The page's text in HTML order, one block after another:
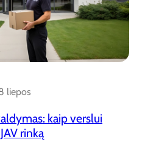
liepos
kaip verslui
rinką